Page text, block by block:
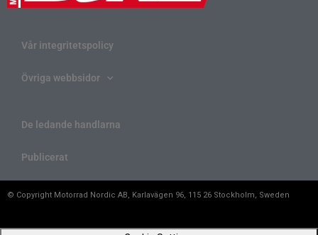
Vår integritetspolicy
Övriga webbsidor
De ledande handlarna
Publicerat
© Copyright Motorrad Nordic AB, Karlavägen 96, 115 26 Stockholm, Sweden